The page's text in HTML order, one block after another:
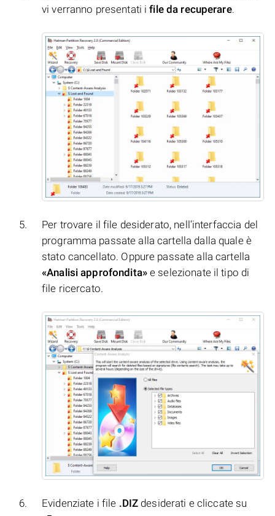
vi verranno presentati ifile da recuperare.
Per trovare il file desiderato, nell’interfaccia del
programma passate alla cartella dalla quale è
stato cancellato. Oppure passate alla cartella
«Analisi approfondita»e selezionate il tipo di
file ricercato.
Evidenziate i file .DIZ desiderati e cliccate su